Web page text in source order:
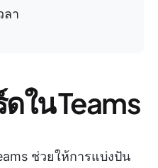
ลา
ใน Teams
ช่วยให้การแบ่งปัน